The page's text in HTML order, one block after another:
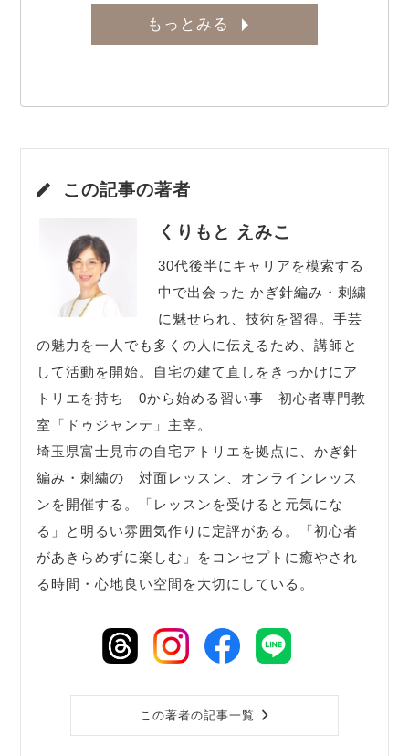
もっとみる
この記事の著者
くりもと えみこ
30代後半にキャリアを模索する
中で出会った かぎ針編み・刺繍
に魅せられ、技術を習得。手芸
の魅力を一人でも多くの人に伝えるため、講師と
して活動を開始。自宅の建て直しをきっかけにア
トリエを持ち 0から始める習い事 初心者専門教
室「ドゥジャンテ」主宰。
埼玉県富士見市の自宅アトリエを拠点に、かぎ針
編み・刺繍の 対面レッスン、オンラインレッス
ンを開催する。「レッスンを受けると元気にな
る」と明るい雰囲気作りに定評がある。「初心者
があきらめずに楽しむ」をコンセプトに癒やされ
る時間・心地良い空間を大切にしている。
この著者の記事一覧